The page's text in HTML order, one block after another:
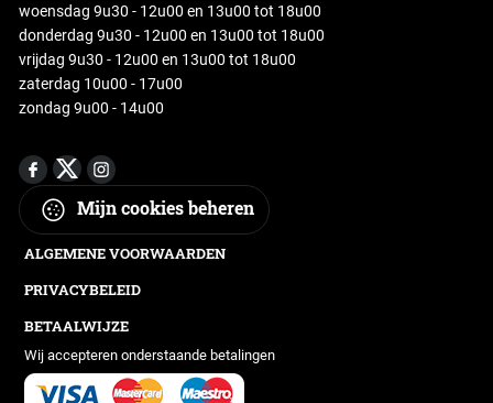
woensdag 9u30 - 12u00 en 13u00 tot 18u00
donderdag 9u30 - 12u00 en 13u00 tot 18u00
vrijdag 9u30 - 12u00 en 13u00 tot 18u00
zaterdag 10u00 - 17u00
zondag 9u00 - 14u00
Mijn cookies beheren
ALGEMENE VOORWAARDEN
PRIVACYBELEID
BETAALWIJZE
Wij accepteren onderstaande betalingen